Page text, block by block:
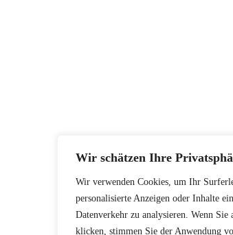
Wir schätzen Ihre
Wir verwenden Cookies, um Ihr
personalisierte Anzeigen oder Inhalte
Datenverkehr zu analysieren. Wenn
klicken, stimmen Sie der Anwendung